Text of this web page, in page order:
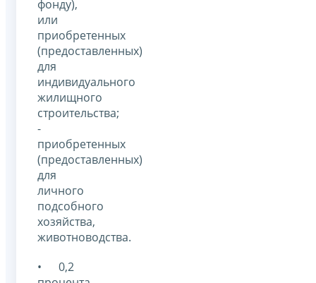
фонду),
или
приобретенных
(предоставленных)
для
индивидуального
жилищного
строительства;
-
приобретенных
(предоставленных)
для
личного
подсобного
хозяйства,
животноводства.
• 0,2